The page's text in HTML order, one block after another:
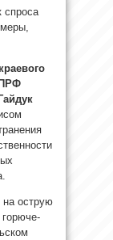
спроса
на острую